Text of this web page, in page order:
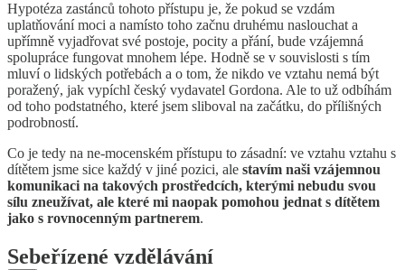
Hypotéza zastánců tohoto přístupu je, že pokud se vzdám
uplatňování moci a namísto toho začnu druhému naslouchat a
upřímně vyjadřovat své postoje, pocity a přání, bude vzájemná
spolupráce fungovat mnohem lépe. Hodně se v souvislosti s tím
mluví o lidských potřebách a o tom, že nikdo ve vztahu nemá být
poražený, jak vypíchl český vydavatel Gordona. Ale to už odbíhám
od toho podstatného, které jsem sliboval na začátku, do přílišných
podrobností.
Co je tedy na ne-mocenském přístupu to zásadní: ve vztahu vztahu s
dítětem jsme sice každý v jiné pozici, ale stavím naši vzájemnou
komunikaci na takových prostředcích, kterými nebudu svou
sílu zneužívat, ale které mi naopak pomohou jednat s dítětem
jako s rovnocenným partnerem.
Sebeřízené vzdělávání